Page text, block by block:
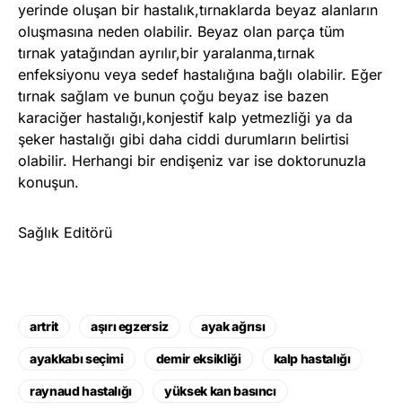
yerinde oluşan bir hastalık,tırnaklarda beyaz alanların
oluşmasına neden olabilir. Beyaz olan parça tüm
tırnak yatağından ayrılır,bir yaralanma,tırnak
enfeksiyonu veya sedef hastalığına bağlı olabilir. Eğer
tırnak sağlam ve bunun çoğu beyaz ise bazen
karaciğer hastalığı,konjestif kalp yetmezliği ya da
şeker hastalığı gibi daha ciddi durumların belirtisi
olabilir. Herhangi bir endişeniz var ise doktorunuzla
konuşun.
Sağlık Editörü
artrit aşırı egzersiz ayak ağrısı
ayakkabı seçimi demir eksikliği kalp hastalığı
raynaud hastalığı yüksek kan basıncı